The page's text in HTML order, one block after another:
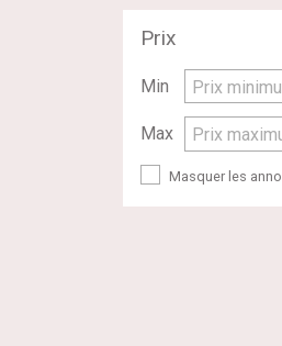
Prix
Min Prix
Max Prix
Masquer les